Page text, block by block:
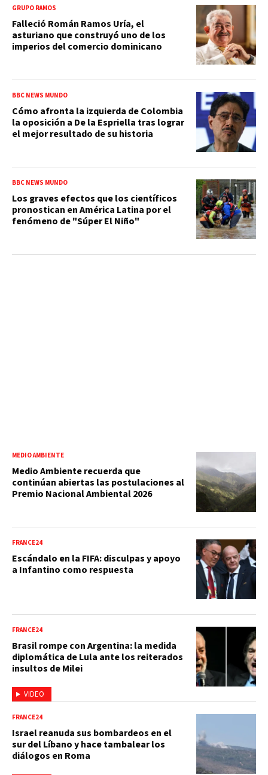
GRUPO RAMOS
Falleció Román Ramos Uría, el
asturiano que construyó uno de los
imperios del comercio dominicano
BBC NEWS MUNDO
Cómo afronta la izquierda de Colombia
la oposición a De la Espriella tras lograr
el mejor resultado de su historia
BBC NEWS MUNDO
Los graves efectos que los científicos
pronostican en América Latina por el
fenómeno de "Súper El Niño"
MEDIO AMBIENTE
Medio Ambiente recuerda que
continúan abiertas las postulaciones al
Premio Nacional Ambiental 2026
FRANCE24
Escándalo en la FIFA: disculpas y apoyo
a Infantino como respuesta
VIDEO
FRANCE24
Brasil rompe con Argentina: la medida
diplomática de Lula ante los reiterados
insultos de Milei
FRANCE24
Israel reanuda sus bombardeos en el
sur del Líbano y hace tambalear los
diálogos en Roma